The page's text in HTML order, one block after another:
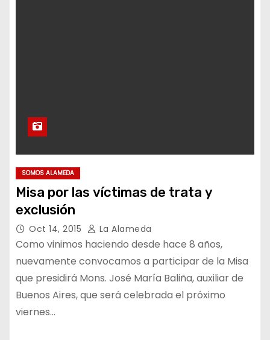
SOMOS ALAMEDA
Misa por las víctimas de trata y
exclusión
Oct 14, 2015 La Alameda
Como vinimos haciendo desde hace 8 años,
nuevamente convocamos a participar de la Misa
que presidirá Mons. José María Baliña, auxiliar de
Buenos Aires, que será celebrada el próximo
viernes…